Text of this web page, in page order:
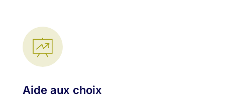
Aide aux choix